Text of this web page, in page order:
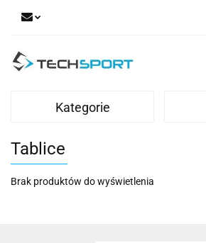
Kategorie
Tablice
Brak produktów do wyświetlenia